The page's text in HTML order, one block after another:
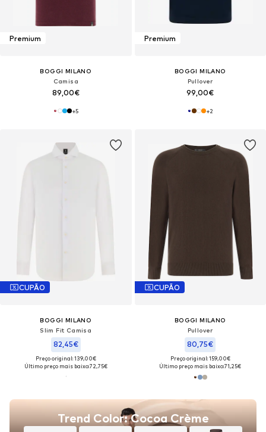
Premium
BOGGI MILANO
Camisa
89,00€
+5
Premium
BOGGI MILANO
Pullover
99,00€
+2
CUPÃO
BOGGI MILANO
Slim Fit Camisa
82,45€
Preço original: 139,00€
Último preço mais baixo:72,75€
Trend Color: Cocoa Crème
CUPÃO
BOGGI MILANO
Pullover
80,75€
Preço original: 159,00€
Último preço mais baixo:71,25€